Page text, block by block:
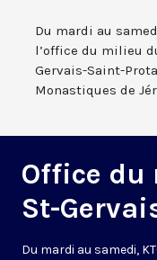
Du mardi au
l’office du milieu
Gervais-Saint-
Monastiques de
Office
St-
Du mardi au samedi,